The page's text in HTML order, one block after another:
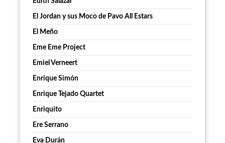
El Jordan y sus Moco de Pavo All Estars
El Meño
Eme Eme Project
Emiel Verneert
Enrique Simón
Enrique Tejado Quartet
Enriquito
Ere Serrano
Eva Durán